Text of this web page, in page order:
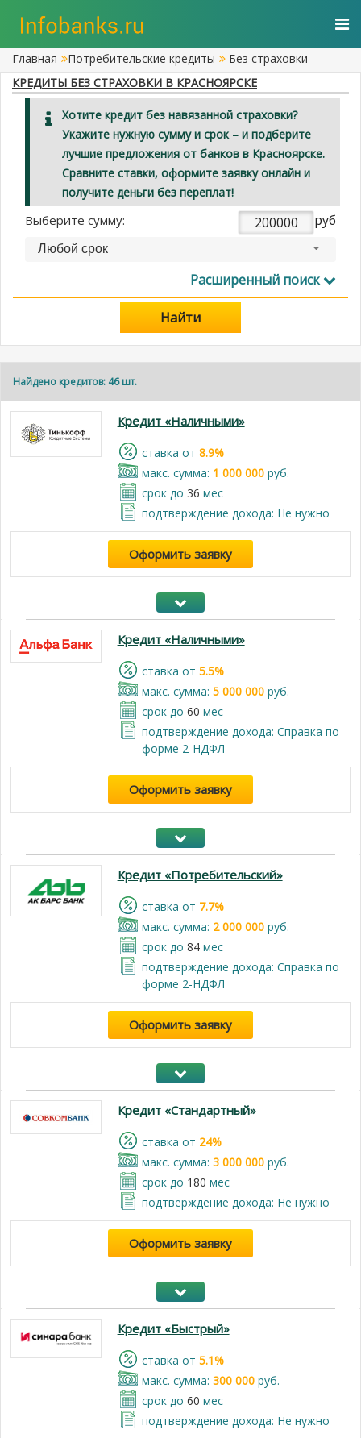
Главная Потребительские кредиты
Без страховки
КРЕДИТЫ БЕЗ СТРАХОВКИ В КРАСНОЯРСКЕ
Хотите кредит без навязанной страховки?
Укажите нужную сумму и срок – и подберите
лучшие предложения от банков в Красноярске.
Сравните ставки, оформите заявку онлайн и
получите деньги без переплат!
Выберите сумму: руб
Любой срок
Расширенный поиск
Найти
Найдено кредитов: 46 шт.
Кредит «Наличными»
cтавка от 8.9%
макс. сумма: 1 000 000руб.
срок до 36 мес
подтверждение дохода: Не нужно
Оформить заявку
Кредит «Наличными»
cтавка от 5.5%
макс. сумма: 5 000 000руб.
срок до 60 мес
подтверждение дохода: Справка по
форме 2-НДФЛ
Оформить заявку
Кредит «Потребительский»
cтавка от 7.7%
макс. сумма: 2 000 000руб.
срок до 84мес
подтверждение дохода: Справка по
форме 2-НДФЛ
Оформить заявку
Кредит «Стандартный»
cтавка от 24%
макс. сумма: 3 000 000руб.
срок до 180 мес
подтверждение дохода: Не нужно
Оформить заявку
Кредит «Быстрый»
cтавка от 5.1%
макс. сумма: 300 000руб.
срок до 60 мес
подтверждение дохода: Не нужно